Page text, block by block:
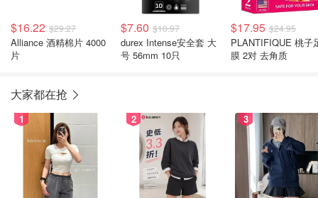
$16.22 $29.27
Alliance 酒精棉片 4000
片
$7.60 $10.97
durex Intense安全套 大
号 56mm 10只
$17.95 $24.95
PLANTIFIQUE 桃子
膜 2对 去角质
大家都在抢
1 2 3